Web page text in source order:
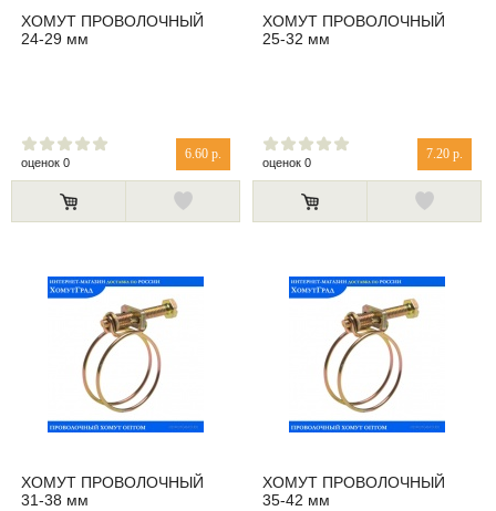
ХОМУТ ПРОВОЛОЧНЫЙ
24-29 мм
6.60 р.
оценок 0
ХОМУТ ПРОВОЛОЧНЫЙ
25-32 мм
7.20 р.
оценок 0
ХОМУТ ПРОВОЛОЧНЫЙ
31-38 мм
ХОМУТ ПРОВОЛОЧНЫЙ
35-42 мм